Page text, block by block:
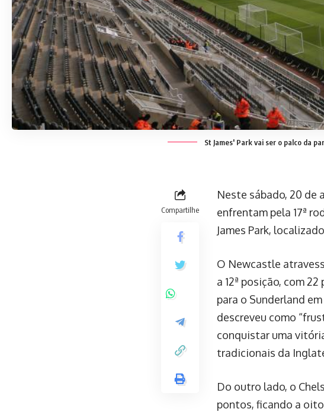
St James' Park vai ser o palco da
Compartilhe
Neste sábado, 20 de
enfrentam pela 17ª
James Park,
O Newcastle
a 12ª posição, com
para o Sunderland
descreveu como
conquistar uma
tradicionais da
Do outro lado, o
pontos, ficando a